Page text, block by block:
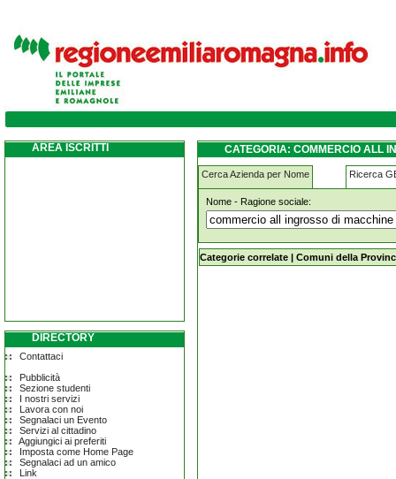
commercio-all-ingrosso-di-macchine-
AREA ISCRITTI
DIRECTORY
Contattaci
Pubblicità
Sezione studenti
I nostri servizi
Lavora con noi
Segnalaci un Evento
Servizi al cittadino
Aggiungici ai preferiti
Imposta come Home Page
Segnalaci ad un amico
Link
CATEGORIA: COMMERCIO ALL
CARPI
Cerca Azienda per Nome Ricerca
Nome - Ragione sociale:
commercio-all-ingrosso-di-
Categorie correlate | Comuni della